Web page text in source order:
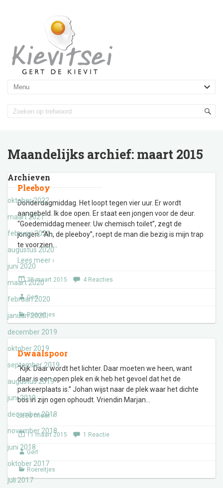
Maandelijks archief: maart 2015
Archieven
oktober 2022
maart 2021
februari 2021
augustus 2020
juni 2020
maart 2020
februari 2020
januari 2020
december 2019
oktober 2019
september 2019
augustus 2019
juni 2019
december 2018
november 2018
juni 2018
oktober 2017
juli 2017
Pleeboy
Donderdagmiddag. Het loopt tegen vier uur. Er wordt
aangebeld. Ik doe open. Er staat een jongen voor de deur.
“Goedemiddag meneer. Uw chemisch toilet”, zegt de
jongen. “Ah, de pleeboy”, roept de man die bezig is mijn trap
te voorzien
Lees meer ›
28 maart 2015 4 Reacties
Gert
Roereitjes
Dwaalspoor
“Kijk. Daar wordt het lichter. Daar moeten we heen, want
daar is een open plek en ik heb het gevoel dat het de
parkeerplaats is.” Johan wijst naar de plek waar het dichte
bos in zijn ogen ophoudt. Vriendin Marjan
Lees meer ›
11 maart 2015 1 Reactie
Gert
Roereitjes